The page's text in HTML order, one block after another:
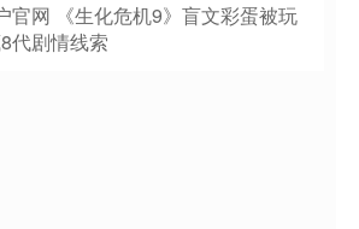
官网 《生化危机9》盲文彩蛋被玩
代剧情线索